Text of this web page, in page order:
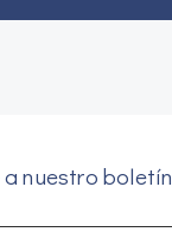
nuestro boletín